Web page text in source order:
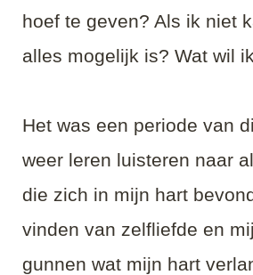
hoef te geven? Als ik niet
alles mogelijk is? Wat wil
Het was een periode van
weer leren luisteren naar
die zich in mijn hart
vinden van zelfliefde en
gunnen wat mijn hart